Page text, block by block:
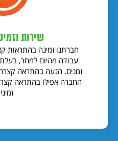
שירות
חברתנו זמינה בהתראות
עבודה מהיום למחר,
זמנים. הגעה בהתראה
החברה אפילו בהתראה